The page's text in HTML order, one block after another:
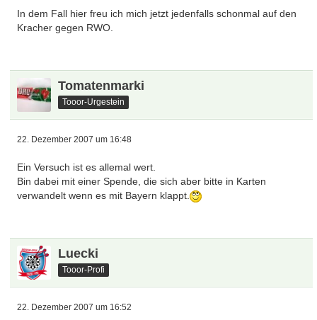
In dem Fall hier freu ich mich jetzt jedenfalls schonmal auf den
Kracher gegen RWO.
Tomatenmarki
Tooor-Urgestein
22. Dezember 2007 um 16:48
Ein Versuch ist es allemal wert.
Bin dabei mit einer Spende, die sich aber bitte in Karten
verwandelt wenn es mit Bayern klappt.
Luecki
Tooor-Profi
22. Dezember 2007 um 16:52